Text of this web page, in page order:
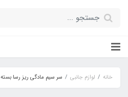
خانه لوازم جانبی سر سیم مادگی ریز رسا بسته 200 عددی